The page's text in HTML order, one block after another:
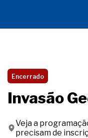
Encerrado
Invasão
Veja a
precisam de